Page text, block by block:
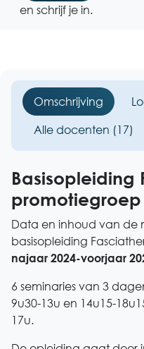
en schrijf je in.
Omschrijving
Alle docenten (17)
Basisopleiding
promotiegroep
Data en inhoud van de
basisopleiding
najaar 2024-voorjaar
6 seminaries van 3
9u30-13u en 14u15-
17u.